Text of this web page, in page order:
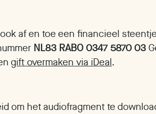
af en toe een financieel
NL83 RABO 0347 5870 03
gift overmaken via iDeal.
om het audiofragment te